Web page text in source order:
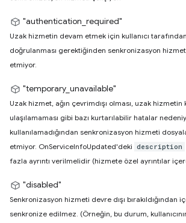
"authentication_required"
Uzak hizmetin devam etmek için kullanıcı
doğrulanması gerektiğinden senkronizasyon
etmiyor.
"temporary_unavailable"
Uzak hizmet, ağın çevrimdışı olması, uzak hizmetin
ulaşılamaması gibi bazı kurtarılabilir hatalar
kullanılamadığından senkronizasyon hizmeti
etmiyor. OnServiceInfoUpdated'deki description
fazla ayrıntı verilmelidir (hizmete özel ayrıntılar
"disabled"
Senkronizasyon hizmeti devre dışı bırakıldığından
senkronize edilmez. (Örneğin, bu durum,